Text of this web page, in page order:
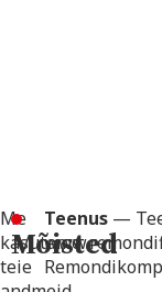
Me
kasutame
teie
Mõisted
Teenus —